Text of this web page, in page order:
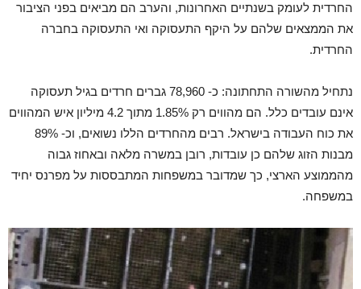
החרדית לעומק בשנתיים האחרונות, והערב הם מביאים בפני הציבור
את הממצאים שלהם על היקף התעסוקה ואי התעסוקה בחברה
החרדית.
נתחיל מהשורה התחתונה: כ- 78,960 גברים חרדים בגיל תעסוקה
אינם עובדים כלל. הם מהווים רק 1.85% מתוך 4.2 מיליון איש המהווים
את כוח העבודה בישראל. רבים מהחרדים הללו נשואים, וכ- 89%
מבנות הזוג שלהם כן עובדות, רובן במשרה מלאה ובאחוז גבוה
מהממוצע הארצי, כך שמדובר במשפחות המתבססות על מפרנס יחיד
במשפחה.